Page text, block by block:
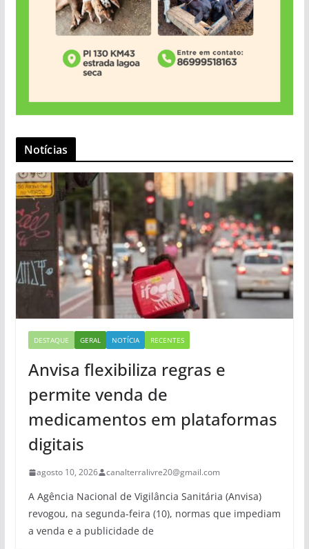
Notícias
DESTAQUE GERAL NOTÍCIA RECENTES
Anvisa flexibiliza regras e
permite venda de
medicamentos em plataformas
digitais
agosto 10, 2026 canalterralivre20@gmail.com
A Agência Nacional de Vigilância Sanitária (Anvisa)
revogou, na segunda-feira (10), normas que impediam
a venda e a publicidade de